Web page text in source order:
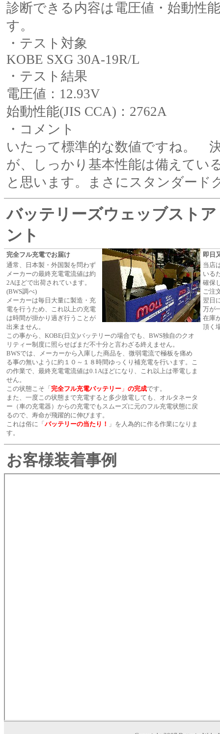
診断できる内容は電圧値・始動性
す。
・テスト対象
KOBE SXG 30A-19R/L
・テスト結果
電圧値：12.93V
始動性能(JIS CCA)：2762A
・コメント
いたって標準的な数値ですね。
が、しっかり基本性能は備えてい
と思います。まさにスタンダード
バッテリーズウェッブスト
ント
完全フル充電でお届け
通常、日本製・外国製を問わず
メーカーの最終充電電流値は約
2Aほどで出荷されています。
(BWS調べ)
メーカーは毎日大量に製造・充
電を行うため、これ以上の充電
は時間が掛かり過ぎ行うことが
出来ません。
この事から、KOBE(日立)バッテリーの場合でも、BWS独自のクオ
リティー制度に照らせばまだ不十分と言わざる終えません。
BWSでは、メーカーから入庫した商品を、微弱電流で極板を痛め
る事の無いように約１０～１８時間ゆっくり補充電を行います。こ
の作業で、最終充電電流値は0.1Aほどになり、これ以上は帯電しま
せん。
この状態こそ「完全フル充電バッテリー 」 の完成です。
また、一度この状態まで充電すると多少放電しても、オルタネータ
ー（車の充電器）からの充電でもスムーズに元のフル充電状態に戻
るので、寿命が飛躍的に伸びます。
これは俗に「バッテリーの当たり！ 」を人為的に作る作業になりま
す。
即日
当店
いる
確保
ご注
翌日
万が
在庫
頂く
お客様装着事例